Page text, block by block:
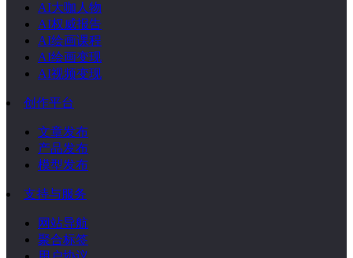
AI大咖人物
AI权威报告
AI绘画课程
AI绘画变现
AI视频变现
创作平台
文章发布
产品发布
模型发布
支持与服务
网站导航
聚合标签